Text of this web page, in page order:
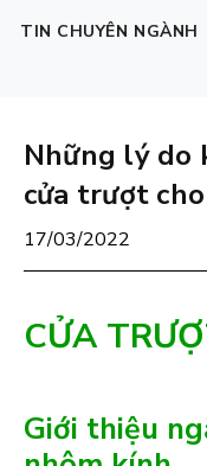
TIN CHUYÊN NGÀNH
Những lý do
cửa trượt
17/03/2022
CỬA
Giới thiệu